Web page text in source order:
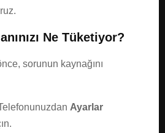
Ne Tüketiyor?
sorunun kaynağını
Ayarlar